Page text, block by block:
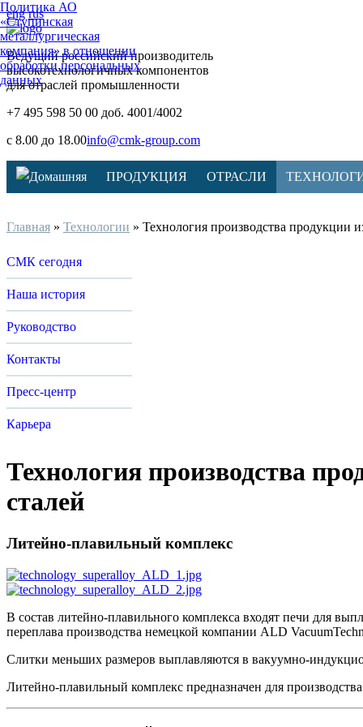
eng rus
Ведущий российский производитель
высокотехнологичных компонентов
для отраслей промышленности
+7 495 598 50 00 доб. 4001/4002
с 8.00 до 18.00info@cmk-group.com
ПРОДУКЦИЯ ОТРАСЛИ
Главная » Технологии » Технология производства продукции
СМК сегодня
Наша история
Руководство
Контакты
Пресс-центр
Карьера
Технология производства
сталей
Литейно-плавильный комплекс
В состав литейно-плавильного комплекса входят печи для
переплава производства немецкой компании ALD
Слитки меньших размеров выплавляются в вакуумно-
Литейно-плавильный комплекс предназначен для
Политика АО
«Ступинская
металлургическая
компания» в отношении
обработки персональных
данных